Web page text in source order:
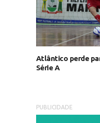
Atlântico perde
Série A
PUBLICIDADE